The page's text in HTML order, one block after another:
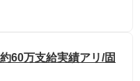
60万支給実績アリ/固